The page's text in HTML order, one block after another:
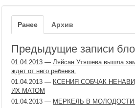
Ранее Архив
Предыдущие записи
01.04.2013 — Ляйсан Утяшева вышла
ждет от него ребенка.
01.04.2013 — КСЕНИЯ СОБЧАК
ИХ МАТОМ
01.04.2013 — МЕРКЕЛЬ В